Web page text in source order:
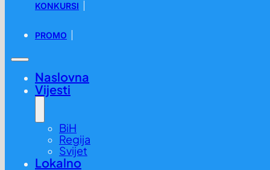
KONKURSI
PROMO
Naslovna
Vijesti
BiH
Regija
Svijet
Lokalno